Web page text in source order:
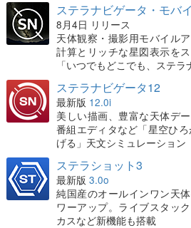
ステラナビゲータ・モバ
8月4日 リリース
天体観察・撮影用モバイル
計算とリッチな星図表示を
「いつでもどこでも、ステラ
ステラナビゲータ12
最新版 12.0i
美しい描画、豊富な天体デ
番組エディタなど「星空ひ
げる」天文シミュレーション
ステラショット3
最新版 3.0o
純国産のオールインワン天
ワーアップ。ライブスタッ
カスなど新機能も搭載